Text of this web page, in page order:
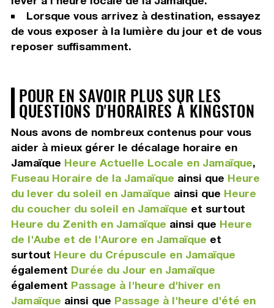
Lorsque vous arrivez à destination, essayez
de vous exposer à la lumière du jour et de vous
reposer suffisamment.
POUR EN SAVOIR PLUS SUR LES
QUESTIONS D'HORAIRES À KINGSTON
Nous avons de nombreux contenus pour vous
aider à mieux gérer le décalage horaire en
Jamaïque Heure Actuelle Locale en Jamaïque,
Fuseau Horaire de la Jamaïque ainsi que Heure
du lever du soleil en Jamaïque ainsi que Heure
du coucher du soleil en Jamaïque et surtout
Heure du Zenith en Jamaïque ainsi que Heure
de l'Aube et de l'Aurore en Jamaïque et
surtout Heure du Crépuscule en Jamaïque
également Durée du Jour en Jamaïque
également Passage à l'heure d'hiver en
Jamaïque ainsi que Passage à l'heure d'été en